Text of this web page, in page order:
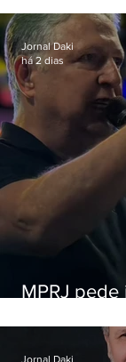
MPRJ
Jornal Daki
há 2 dias
Jornal Daki